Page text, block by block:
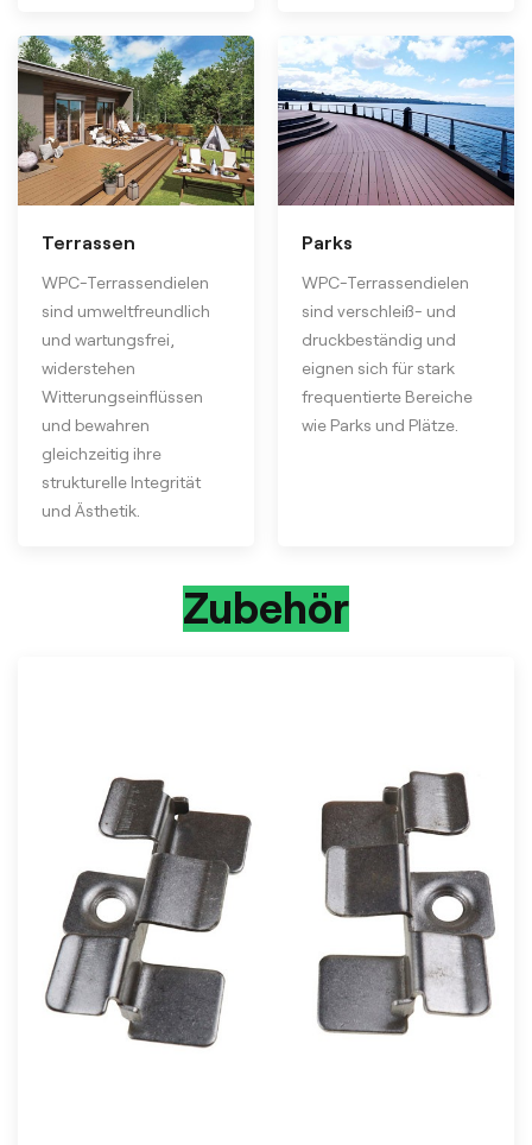
Terrassen
WPC-Terrassendielen
sind umweltfreundlich
und wartungsfrei,
widerstehen
Witterungseinflüssen
und bewahren
gleichzeitig ihre
strukturelle Integrität
und Ästhetik.
Parks
WPC-Terrassendielen
sind verschleiß- und
druckbeständig und
eignen sich für stark
frequentierte Bereiche
wie Parks und Plätze.
Zubehör